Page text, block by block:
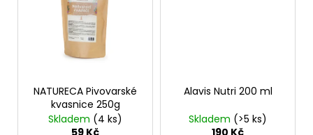
NATURECA Pivovarské
kvasnice 250g
Skladem (4 ks)
Alavis Nutri 200 ml
Skladem (>5 ks)